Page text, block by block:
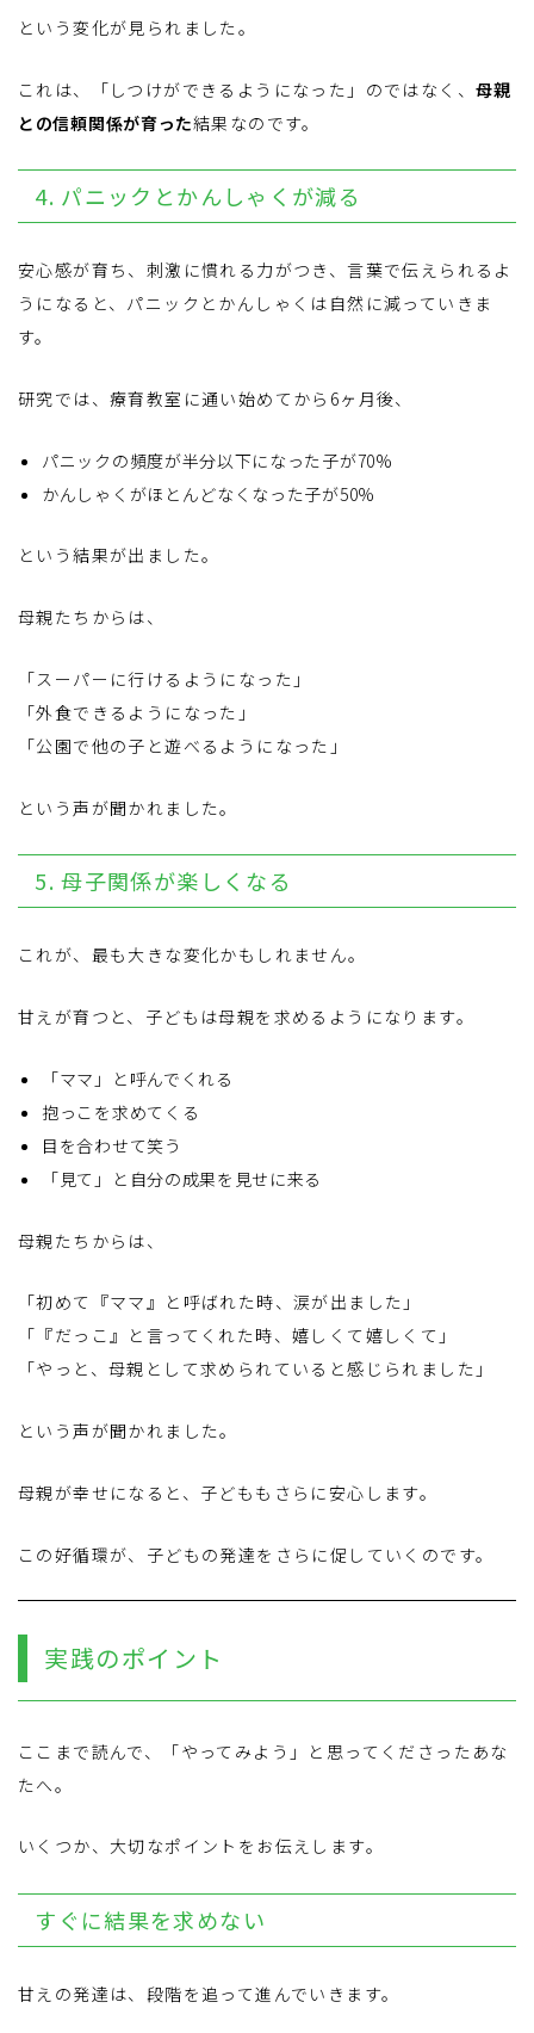
という変化が見られました。
これは、「しつけができるようになった」のではなく、 母親
との信頼関係が育った結果なのです。
4. パニックとかんしゃくが減る
安心感が育ち、刺激に慣れる力がつき、言葉で伝えられるよ
うになると、パニックとかんしゃくは自然に減っていきま
す。
研究では、療育教室に通い始めてから6ヶ月後、
パニックの頻度が半分以下になった子が70%
かんしゃくがほとんどなくなった子が50%
という結果が出ました。
母親たちからは、
「スーパーに行けるようになった」
「外食できるようになった」
「公園で他の子と遊べるようになった」
という声が聞かれました。
5. 母子関係が楽しくなる
これが、最も大きな変化かもしれません。
甘えが育つと、子どもは母親を求めるようになります。
「ママ」と呼んでくれる
抱っこを求めてくる
目を合わせて笑う
「見て」と自分の成果を見せに来る
母親たちからは、
「初めて『ママ』と呼ばれた時、涙が出ました」
「『だっこ』と言ってくれた時、嬉しくて嬉しくて」
「やっと、母親として求められていると感じられました」
という声が聞かれました。
母親が幸せになると、子どももさらに安心します。
この好循環が、子どもの発達をさらに促していくのです。
実践のポイント
ここまで読んで、「やってみよう」と思ってくださったあな
たへ。
いくつか、大切なポイントをお伝えします。
すぐに結果を求めない
甘えの発達は、段階を追って進んでいきます。